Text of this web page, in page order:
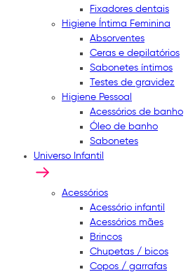
Fixadores dentais
Higiene Íntima Feminina
Absorventes
Ceras e depilatórios
Sabonetes íntimos
Testes de gravidez
Higiene Pessoal
Acessórios de banho
Óleo de banho
Sabonetes
Universo Infantil
Acessórios
Acessório infantil
Acessórios mães
Brincos
Chupetas / bicos
Copos / garrafas